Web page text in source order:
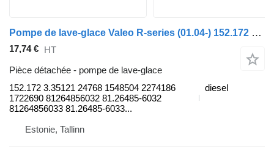
Pompe de lave-glace Valeo R-series (01.04-) 152.172 pour tracteur routier Scania P,G,R,T-series (2004-2017)
17,74 € HT
Pièce détachée - pompe de lave-glace
152.172 3.35121 24768 1548504 2274186
1722690 81264856032 81.26485-6032
81264856033 81.26485-6033...
diesel
Estonie, Tallinn